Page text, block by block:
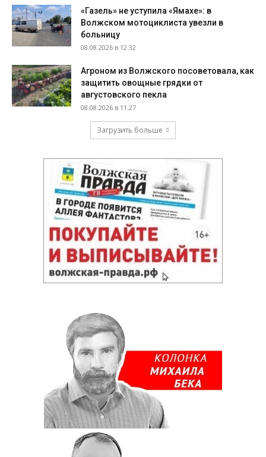
«Газель» не уступила «Ямахе»: в
Волжском мотоциклиста увезли в
больницу
08.08.2026 в 12:32
Агроном из Волжского посоветовала, как
защитить овощные грядки от
августовского пекла
08.08.2026 в 11:27
Загрузить больше